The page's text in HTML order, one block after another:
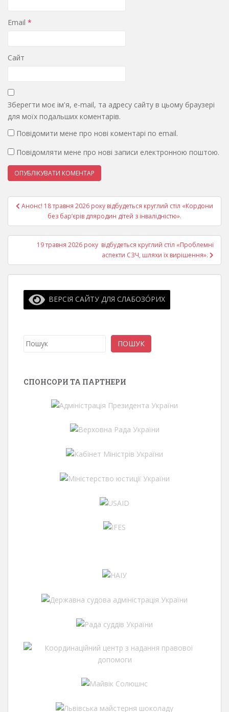
Email *
Сайт
Зберегти моє ім'я, e-mail, та адресу сайту в цьому браузері
для моїх подальших коментарів.
Повідомити мене про нові коментарі по email.
Повідомляти мене про нові записи електронною поштою.
Навігація
записів
Анонс! 18 травня 2026 року відбудеться круглий стіл «Кордони
без бар’єрів дляродин дітей з інвалідністю».
19 травня 2026 року відбудеться круглий стіл «Проблемні
аспекти СЗЧ, шляхи їх вирішення».
ВЕРСІЯ САЙТУ ДЛЯ СЛАБОЗО́РИХ
Пошук ПОШУК
СПОНСОРИ ТА ПАРТНЕРИ